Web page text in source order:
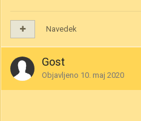
Navedek
Gost
Objavljeno 10. maj 2020